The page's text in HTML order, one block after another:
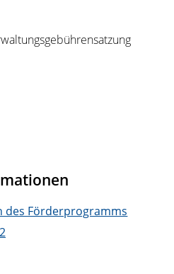
des Förderprogramms